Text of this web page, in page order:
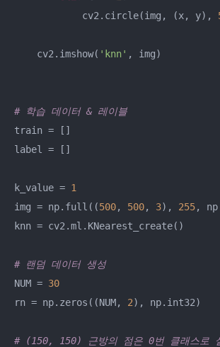
            cv2.circle(img, (x, y),
    cv2.imshow(
'knn' , img)
# 학습 데이터 & 레이블
train = []
label = []
k_value = 1
img = np.full((500, 500, 3), 255,
knn = cv2.ml.KNearest_create()
# 랜덤 데이터 생성
NUM = 30
rn = np.zeros((NUM, 2), np.int32)
# (150, 150) 근방의 점은 0번 클래스로